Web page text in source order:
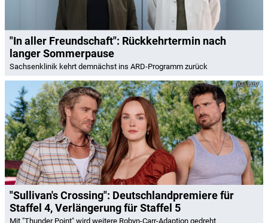
"In aller Freundschaft": Rückkehrtermin nach
langer Sommerpause
Sachsenklinik kehrt demnächst ins ARD-Programm zurück
CTV
"Sullivan's Crossing": Deutschlandpremiere für
Staffel 4, Verlängerung für Staffel 5
Mit "Thunder Point" wird weitere Robyn-Carr-Adaption gedreht